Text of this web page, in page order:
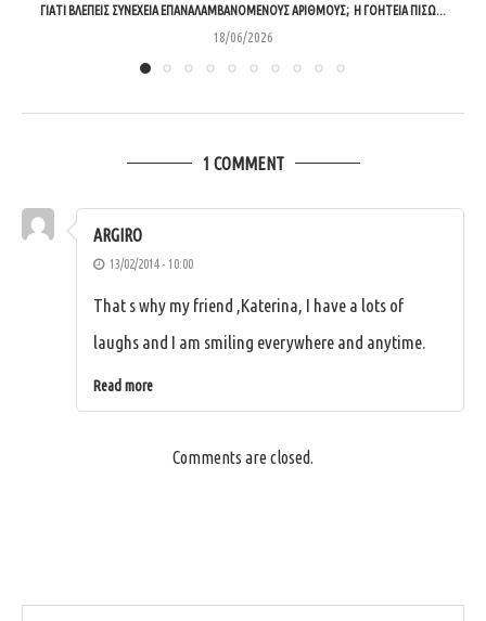
ΓΙΑΤΊ ΒΛΈΠΕΙΣ ΣΥΝΈΧΕΙΑ ΕΠΑΝΑΛΑΜΒΑΝΌΜΕΝΟΥΣ ΑΡΙΘΜΟΎΣ; Η ΓΟΗΤΕΊΑ ΠΊΣΩ...
18/06/2026
1 COMMENT
ARGIRO
13/02/2014 - 10:00
That s why my friend ,Katerina, I have a lots of
laughs and I am smiling everywhere and anytime.
Read more
Comments are closed.